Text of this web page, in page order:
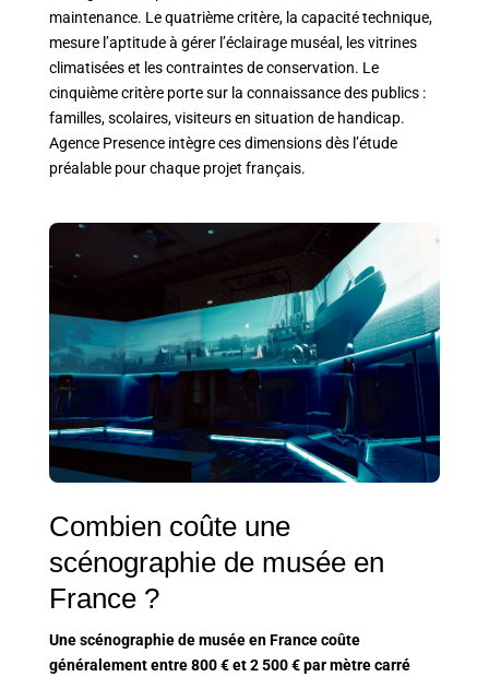
maintenance. Le quatrième critère, la capacité technique,
mesure l’aptitude à gérer l’éclairage muséal, les vitrines
climatisées et les contraintes de conservation. Le
cinquième critère porte sur la connaissance des publics :
familles, scolaires, visiteurs en situation de handicap.
Agence Presence intègre ces dimensions dès l’étude
préalable pour chaque projet français.
Combien coûte une
scénographie de musée en
France ?
Une scénographie de musée en France coûte
généralement entre 800 € et 2 500 € par mètre carré